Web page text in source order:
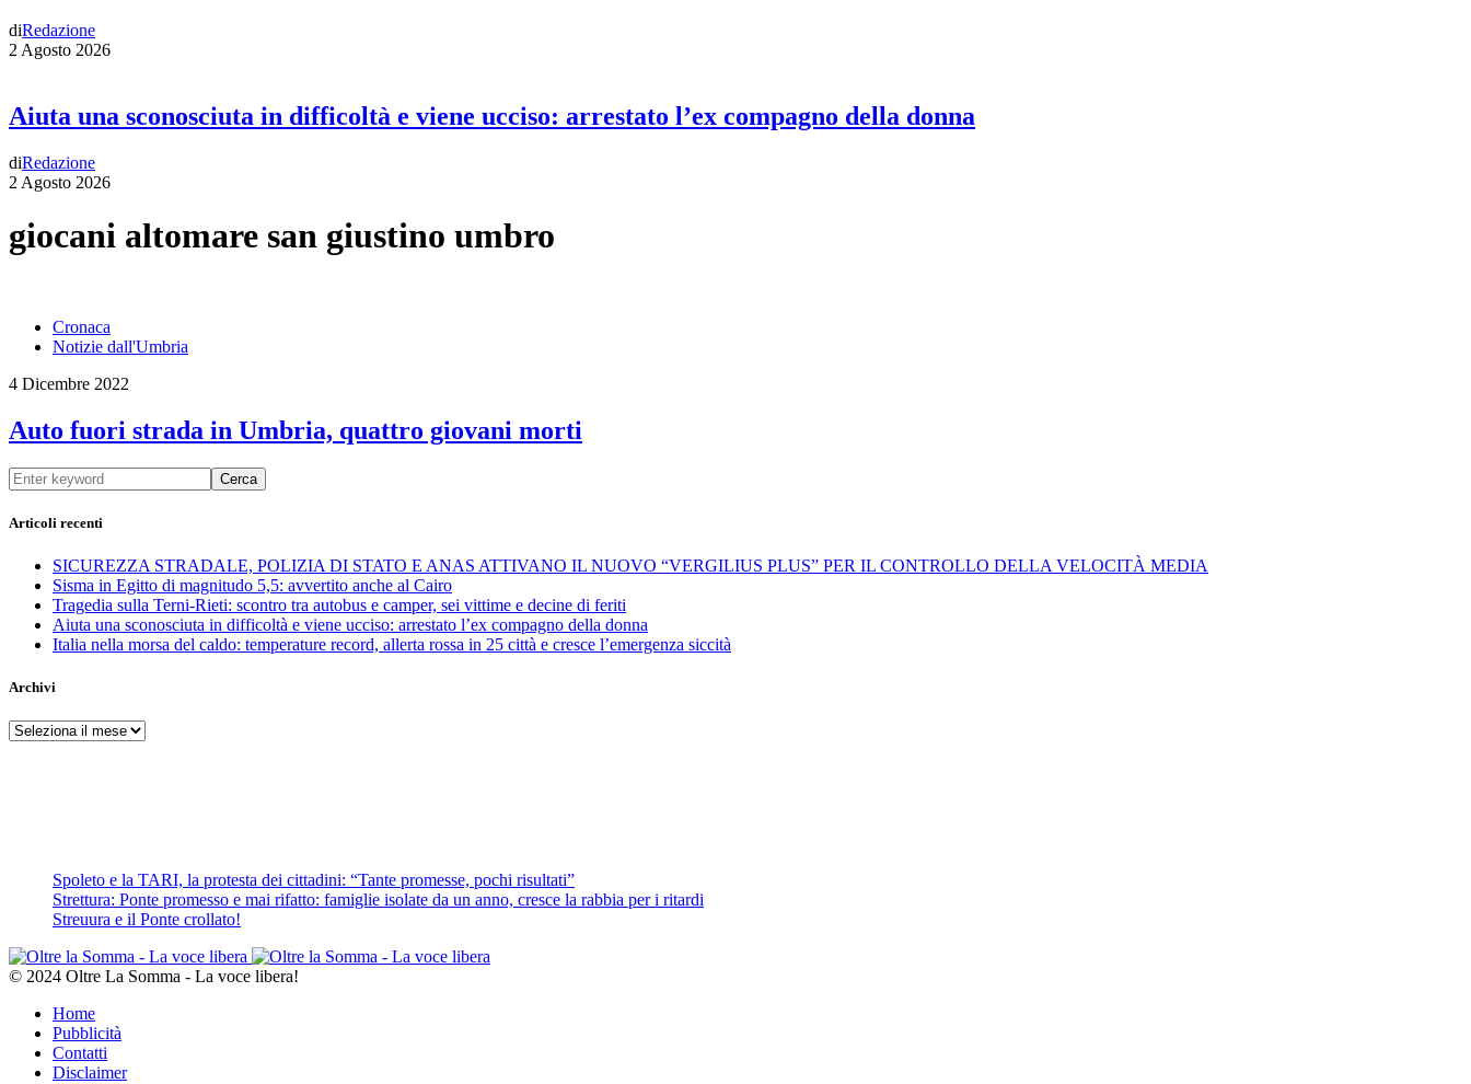
diRedazione
2 Agosto 2026
Aiuta una sconosciuta in difficoltà e viene ucciso: arrestato l’ex compagno della donna
diRedazione
2 Agosto 2026
giocani altomare san giustino umbro
Cronaca
Notizie dall'Umbria
4 Dicembre 2022
Auto fuori strada in Umbria, quattro giovani morti
Cerca
Articoli recenti
SICUREZZA STRADALE, POLIZIA DI STATO E ANAS ATTIVANO IL NUOVO “VERGILIUS PLUS” PER IL CONTROLLO DELLA VELOCITÀ MEDIA
Sisma in Egitto di magnitudo 5,5: avvertito anche al Cairo
Tragedia sulla Terni-Rieti: scontro tra autobus e camper, sei vittime e decine di feriti
Aiuta una sconosciuta in difficoltà e viene ucciso: arrestato l’ex compagno della donna
Italia nella morsa del caldo: temperature record, allerta rossa in 25 città e cresce l’emergenza siccità
Archivi
Archivi
Spoleto e la TARI, la protesta dei cittadini: “Tante promesse, pochi risultati”
Strettura: Ponte promesso e mai rifatto: famiglie isolate da un anno, cresce la rabbia per i ritardi
Streuura e il Ponte crollato!
© 2024 Oltre La Somma - La voce libera!
Home
Pubblicità
Contatti
Disclaimer